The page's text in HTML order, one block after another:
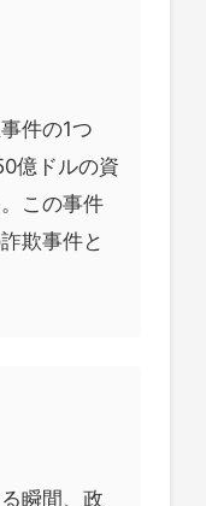
件の1つ
億ドルの資
この事件
欺事件と
瞬間、政